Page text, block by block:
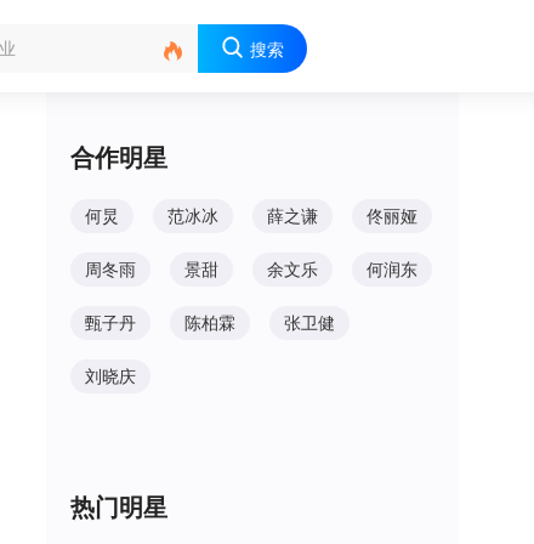
 搜索
合作明星
何炅 范冰冰 薛之谦 佟丽娅
周冬雨 景甜 余文乐 何润东
甄子丹 陈柏霖 张卫健
刘晓庆
热门明星